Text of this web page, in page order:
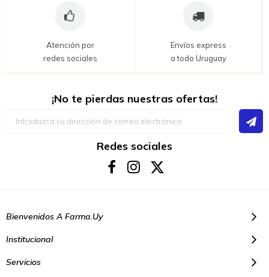
Atención por
redes sociales
Envíos express
a todo Uruguay
¡No te pierdas nuestras ofertas!
Redes sociales
Bienvenidos A Farma.uy
Institucional
Servicios